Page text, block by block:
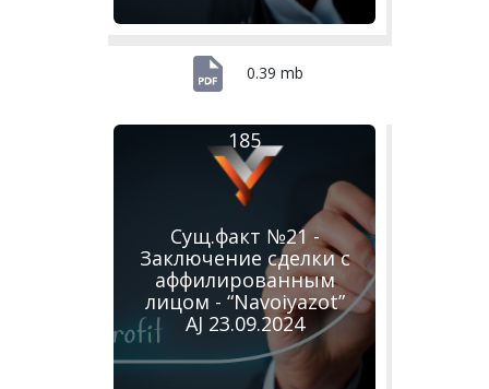
0.39 mb
Сущ.факт №21 -
Заключение сделки с
аффилированным
лицом - “Navoiyazot”
AJ 23.09.2024
185